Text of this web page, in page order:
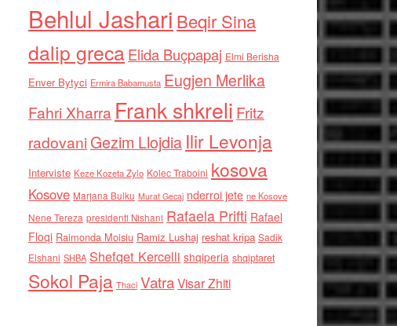
Behlul Jashari Beqir Sina
dalip grecaElida Buçpapaj Elmi Berisha
Enver Bytyci Ermira Babamusta Eugjen Merlika
Fahri Xharra Frank shkreli Fritz
radovaniGezim Llojdia Ilir Levonja
Interviste Keze Kozeta Zylo Kolec Traboini kosova
Kosove Marjana Bulku Murat Gecaj nderroi jete ne Kosove
Nene Tereza presidenti Nishani Rafaela Prifti Rafael
Floqi Raimonda Moisiu Ramiz Lushaj reshat kripa Sadik
Elshani SHBA Shefqet Kercelli shqiperia shqiptaret
Sokol Paja Thaci VatraVisar Zhiti